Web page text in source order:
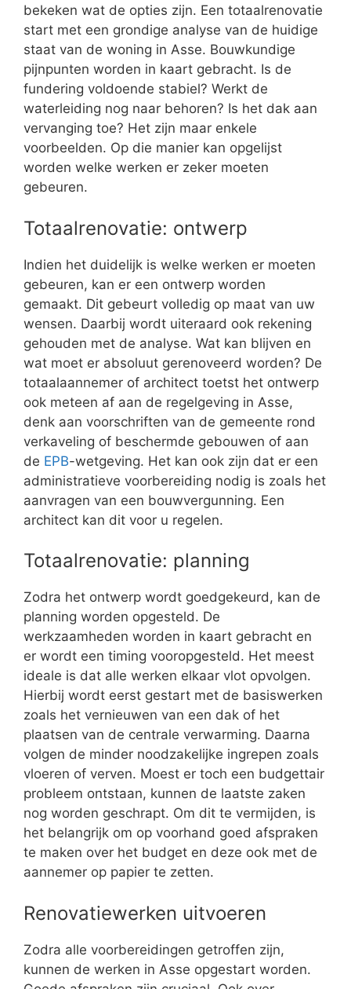
bekeken wat de opties zijn. Een totaalrenovatie
start met een grondige analyse van de huidige
staat van de woning in Asse. Bouwkundige
pijnpunten worden in kaart gebracht. Is de
fundering voldoende stabiel? Werkt de
waterleiding nog naar behoren? Is het dak aan
vervanging toe? Het zijn maar enkele
voorbeelden. Op die manier kan opgelijst
worden welke werken er zeker moeten
gebeuren.
Totaalrenovatie: ontwerp
Indien het duidelijk is welke werken er moeten
gebeuren, kan er een ontwerp worden
gemaakt. Dit gebeurt volledig op maat van uw
wensen. Daarbij wordt uiteraard ook rekening
gehouden met de analyse. Wat kan blijven en
wat moet er absoluut gerenoveerd worden? De
totaalaannemer of architect toetst het ontwerp
ook meteen af aan de regelgeving in Asse,
denk aan voorschriften van de gemeente rond
verkaveling of beschermde gebouwen of aan
de EPB-wetgeving. Het kan ook zijn dat er een
administratieve voorbereiding nodig is zoals het
aanvragen van een bouwvergunning. Een
architect kan dit voor u regelen.
Totaalrenovatie: planning
Zodra het ontwerp wordt goedgekeurd, kan de
planning worden opgesteld. De
werkzaamheden worden in kaart gebracht en
er wordt een timing vooropgesteld. Het meest
ideale is dat alle werken elkaar vlot opvolgen.
Hierbij wordt eerst gestart met de basiswerken
zoals het vernieuwen van een dak of het
plaatsen van de centrale verwarming. Daarna
volgen de minder noodzakelijke ingrepen zoals
vloeren of verven. Moest er toch een budgettair
probleem ontstaan, kunnen de laatste zaken
nog worden geschrapt. Om dit te vermijden, is
het belangrijk om op voorhand goed afspraken
te maken over het budget en deze ook met de
aannemer op papier te zetten.
Renovatiewerken uitvoeren
Zodra alle voorbereidingen getroffen zijn,
kunnen de werken in Asse opgestart worden.